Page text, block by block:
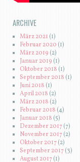
ARCHIVE
März 2021(1)
Februar 2020 (1)
März 2019 (2)
Januar 2019 (1)
Oktober 2018(1)
September 2018 (1)
Juni 2018 (1)
April 2018(2)
März 2018 (2)
Februar 2018(4)
Januar 2018 (5)
Dezember 2017(7)
November 2017(2)
Oktober 2017(2)
September 2017(3)
August 2017(1)